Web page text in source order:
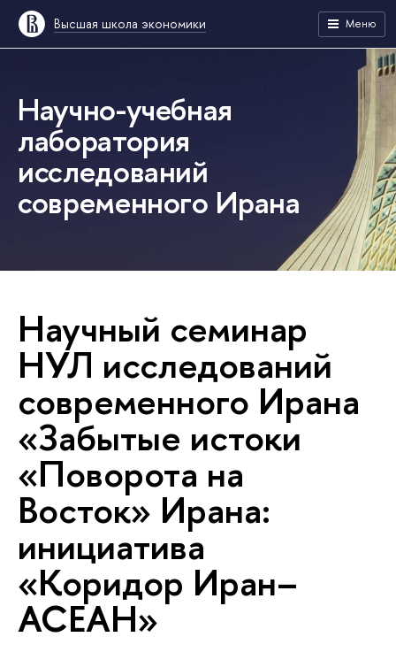
Высшая школа экономики Меню
Научно-учебная
лаборатория
исследований
современного Ирана
Научный семинар
НУЛ исследований
современного Ирана
«Забытые истоки
«Поворота на
Восток» Ирана:
инициатива
«Коридор Иран–
АСЕАН»